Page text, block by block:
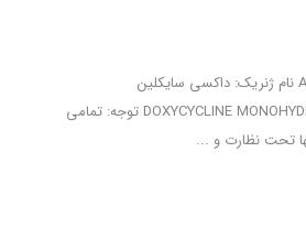
آویدوکسی – Avidoxy نام ژنریک: داکسی سایکلین
مونوهیدرات – DOXYCYCLINE MONOHYDRATE توجه: تمامی
تحت نظارت و ...